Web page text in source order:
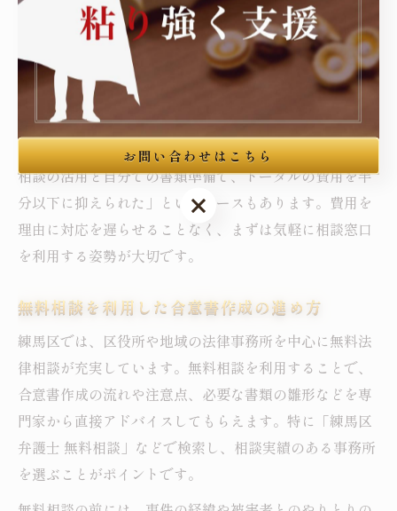
内容を整理したうえで、最終的なチェックや交渉のみを
専門家に依頼する方法があります。また、相談時に複数
の法律事務所の見積もりを比較することも経済的メリッ
トがあります。費用面で不安がある場合は、分割払いや
法テラスの民事法律扶助制度の利用も選択肢です。
実際に練馬区で合意書作成を進めた方の中には、「無料
相談の活用と自分での書類準備で、トータルの費用を半
分以下に抑えられた」というケースもあります。費用を
理由に対応を遅らせることなく、まずは気軽に相談窓口
を利用する姿勢が大切です。
無料相談を利用した合意書作成の進め方
練馬区では、区役所や地域の法律事務所を中心に無料法
律相談が充実しています。無料相談を利用することで、
合意書作成の流れや注意点、必要な書類の雛形などを専
門家から直接アドバイスしてもらえます。特に「練馬区
弁護士 無料相談」などで検索し、相談実績のある事務所
を選ぶことがポイントです。
お問い合わせはこちら
お問い合わせはこちら